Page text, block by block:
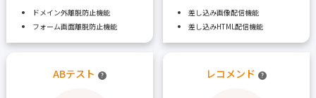
ドメイン外離脱防止機能
フォーム画面離脱防止機能
差し込み画像配信機能
差し込みHTML配信機能
ABテスト ? レコメンド ?